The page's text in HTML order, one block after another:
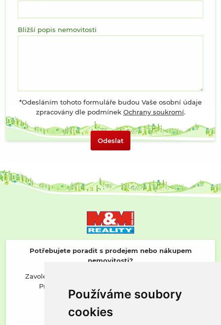
Používáme soubory
cookies
Bližší popis nemovitosti
*Odesláním tohoto formuláře budou Vaše osobní údaje
zpracovány dle podmínek Ochrany soukromí.
Odeslat
Potřebujete poradit s prodejem nebo nákupem
nemovitosti?
Zavolejte mi nebo napište a já vám zavolám zpátky.
Probereme vaši situaci a vymyslíme, co dál.